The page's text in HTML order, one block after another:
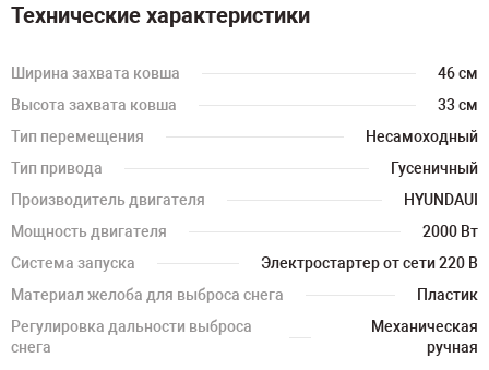
Технические характеристики
Ширина захвата ковша
46 см
Высота захвата ковша
33 см
Тип перемещения
Несамоходный
Тип привода
Гусеничный
Производитель двигателя
HYUNDAUI
Мощность двигателя
2000 Вт
Система запуска
Электростартер от сети 220 В
Материал желоба для выброса снега
Пластик
Регулировка дальности выброса
снега
Механическая
ручная